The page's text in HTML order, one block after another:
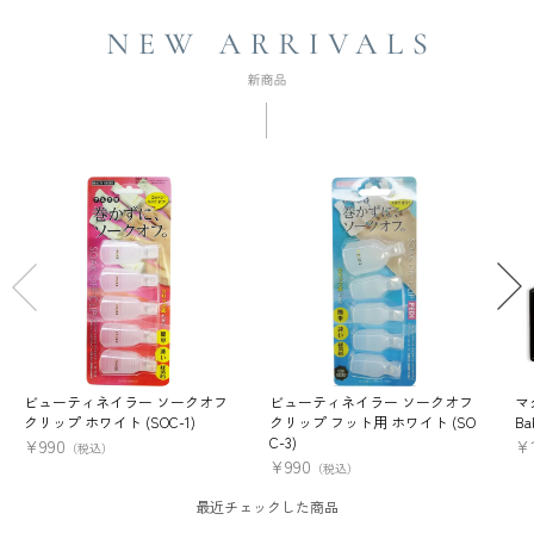
ビューティネイラー ソークオフ
クリップ ホワイト (SOC-1)
¥990 （税込）
ビューティネイラー ソークオフ
クリップ フット用 ホワイト (SO
C-3)
¥990 （税込）
マ
¥
最近チェックした商品